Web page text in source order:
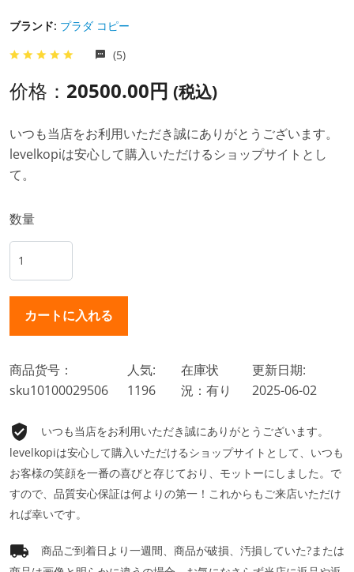
ブランド: プラダ コピー
(5)
价格： 20500.00円 (税込)
いつも当店をお利用いただき誠にありがとうございます。
levelkopiは安心して購入いただけるショップサイトとし
て。
数量
商品货号：
sku10100029506
人気:
1196
在庫状
況：有り
更新日期:
2025-06-02
いつも当店をお利用いただき誠にありがとうございます。
levelkopiは安心して購入いただけるショップサイトとして、いつも
お客様の笑顔を一番の喜びと存じており、モットーにしました。で
すので、品質安心保証は何よりの第一！これからもご来店いただけ
れば幸いです。
商品ご到着日より一週間、商品が破損、汚損していた?または